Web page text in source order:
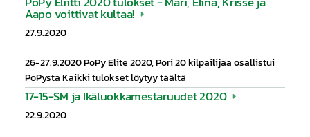
Aapo voittivat kultaa!
27.9.2020
26-27.9.2020 PoPy Elite 2020, Pori 20 kilpailijaa osallistui
PoPysta Kaikki tulokset löytyy täältä
17-15-SM ja Ikäluokkamestaruudet 2020
22.9.2020